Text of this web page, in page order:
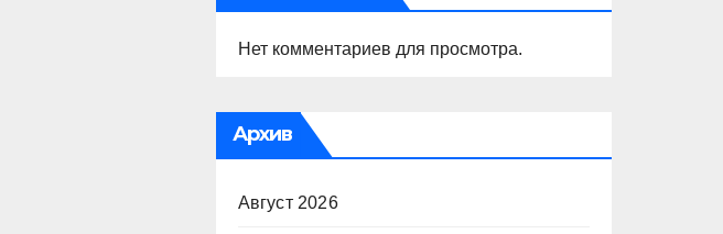
Нет комментариев для просмотра.
Архив
Август 2026